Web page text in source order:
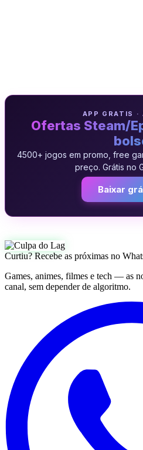
APP GRATIS ·
Ofertas Steam/
4500+ jogos em promo, free
preço. Grátis no
Baixar
Curtiu? Recebe as próximas no
Games, animes, filmes e tech — as
canal, sem depender de algoritmo.